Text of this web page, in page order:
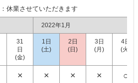
休業させていただきます
2022年1月
31
日
(金)
1日
(土)
2日
(日)
3日
(月)
4日
(火)
× × × × ○